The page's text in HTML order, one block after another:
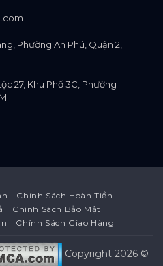
Phường An Phú, Quận 2,
27, Khu Phố 3C, Phường
Chính Sách Hoàn Tiền
Chính Sách Bảo Mật
Chính Sách Giao Hàng
Copyright 2026 ©